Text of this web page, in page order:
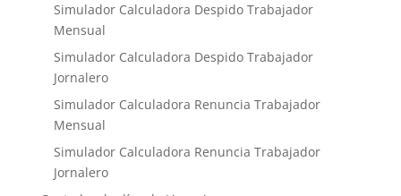
Simulador Calculadora Despido Trabajador
Mensual
Simulador Calculadora Despido Trabajador
Jornalero
Simulador Calculadora Renuncia Trabajador
Mensual
Simulador Calculadora Renuncia Trabajador
Jornalero